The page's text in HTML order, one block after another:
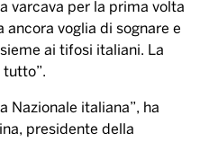
varcava per la prima volta
ancora voglia di sognare e
ai tifosi italiani. La
tutto”.
Nazionale italiana”, ha
presidente della